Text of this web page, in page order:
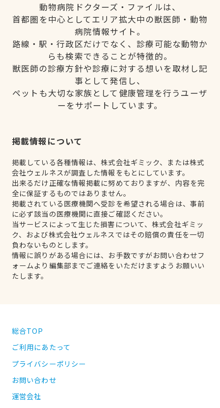
動物病院ドクターズ・ファイルは、
首都圏を中心としてエリア拡大中の獣医師・動物
病院情報サイト。
路線・駅・行政区だけでなく、診療可能な動物か
らも検索できることが特徴的。
獣医師の診療方針や診療に対する想いを取材し記
事として発信し、
ペットも大切な家族として健康管理を行うユーザ
ーをサポートしています。
掲載情報について
掲載している各種情報は、株式会社ギミック、または株式
会社ウェルネスが調査した情報をもとにしています。
出来るだけ正確な情報掲載に努めておりますが、内容を完
全に保証するものではありません。
掲載されている医療機関へ受診を希望される場合は、事前
に必ず該当の医療機関に直接ご確認ください。
当サービスによって生じた損害について、株式会社ギミッ
ク、および株式会社ウェルネスではその賠償の責任を一切
負わないものとします。
情報に誤りがある場合には、お手数ですがお問い合わせフ
ォームより編集部までご連絡をいただけますようお願いい
たします。
総合TOP
ご利用にあたって
プライバシーポリシー
お問い合わせ
運営会社